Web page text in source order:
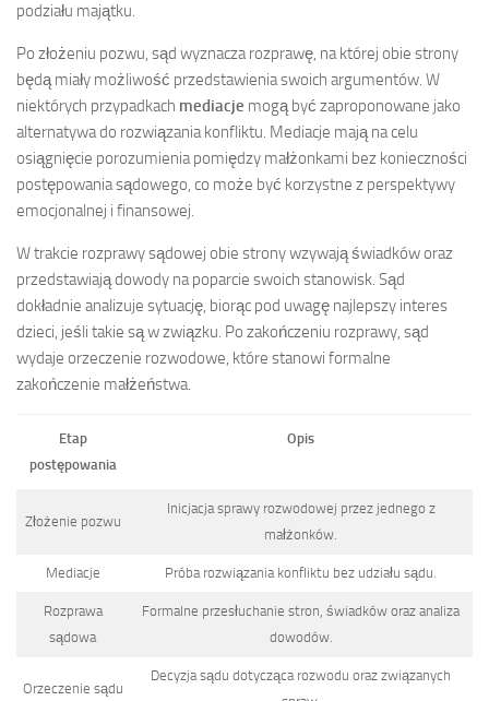
podziału majątku.
Po złożeniu pozwu, sąd wyznacza rozprawę, na której obie strony
będą miały możliwość przedstawienia swoich argumentów. W
niektórych przypadkach mediacje mogą być zaproponowane jako
alternatywa do rozwiązania konfliktu. Mediacje mają na celu
osiągnięcie porozumienia pomiędzy małżonkami bez konieczności
postępowania sądowego, co może być korzystne z perspektywy
emocjonalnej i finansowej.
W trakcie rozprawy sądowej obie strony wzywają świadków oraz
przedstawiają dowody na poparcie swoich stanowisk. Sąd
dokładnie analizuje sytuację, biorąc pod uwagę najlepszy interes
dzieci, jeśli takie są w związku. Po zakończeniu rozprawy, sąd
wydaje orzeczenie rozwodowe, które stanowi formalne
zakończenie małżeństwa.
Etap
postępowania
Opis
Złożenie pozwu
Inicjacja sprawy rozwodowej przez jednego z
małżonków.
Mediacje Próba rozwiązania konfliktu bez udziału sądu.
Rozprawa
sądowa
Formalne przesłuchanie stron, świadków oraz analiza
dowodów.
Orzeczenie sądu
Decyzja sądu dotycząca rozwodu oraz związanych